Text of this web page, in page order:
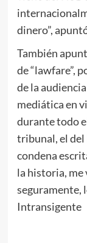
dinero”,
También
de “lawfare”,
de la
mediática en
durante todo
tribunal, el del
condena
la historia, me
seguramente,
Intransigente